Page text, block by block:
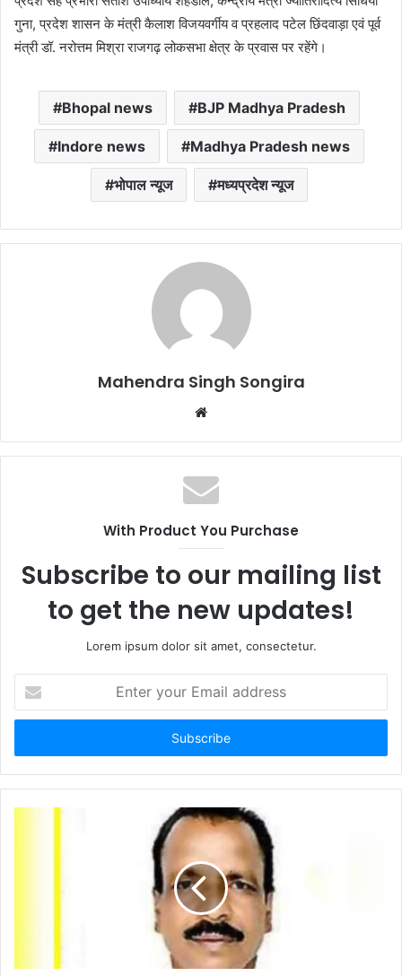
गुना, प्रदेश शासन के मंत्री कैलाश विजयवर्गीय व प्रहलाद पटेल छिंदवाड़ा एवं पूर्व
मंत्री डॉ. नरोत्तम मिश्रा राजगढ़ लोकसभा क्षेत्र के प्रवास पर रहेंगे।
Bhopal news BJP Madhya Pradesh
Indore news Madhya Pradesh news
भोपाल न्यूज मध्यप्रदेश न्यूज
Mahendra Singh Songira
Website
With Product You Purchase
Subscribe to our mailing list
to get the new updates!
Lorem ipsum dolor sit amet, consectetur.
your
Email